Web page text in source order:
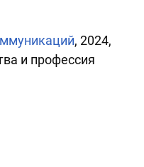
, 2024,
и профессия